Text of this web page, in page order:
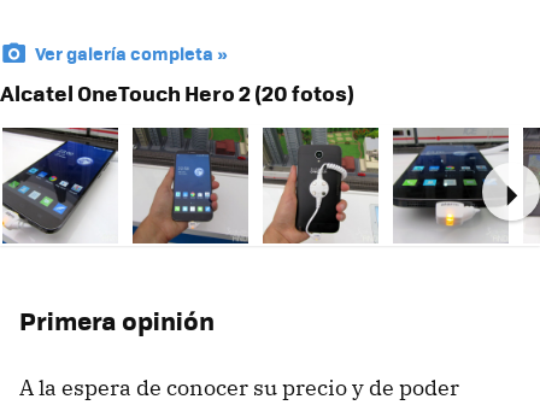
Ver galería completa »
Alcatel OneTouch Hero 2 (20 fotos)
Primera opinión
A la espera de conocer su precio y de poder